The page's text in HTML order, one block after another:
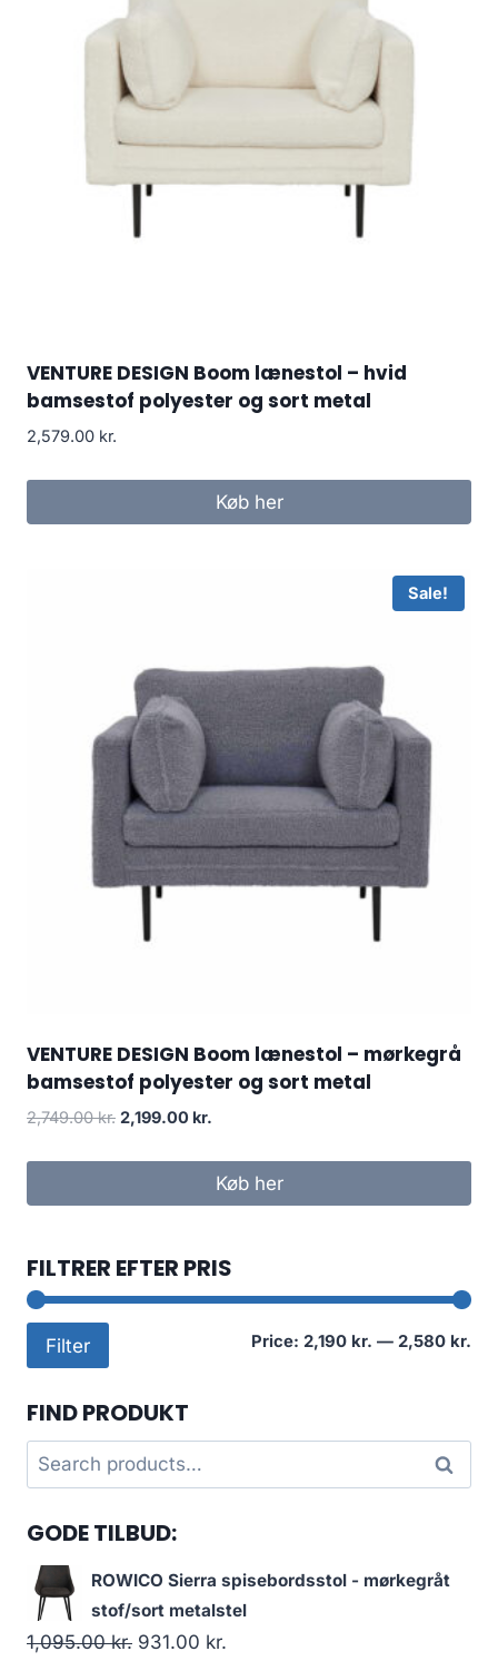
VENTURE DESIGN Boom lænestol – hvid
bamsestof polyester og sort metal
2,579.00 kr.
Køb her
Sale!
VENTURE DESIGN Boom lænestol – mørkegrå
bamsestof polyester og sort metal
2,749.00kr. 2,199.00 kr.
Køb her
FILTRER EFTER PRIS
Filter Price: 2,190 kr. — 2,580 kr.
FIND PRODUKT
Search
for:
Search
GODE TILBUD:
ROWICO Sierra spisebordsstol - mørkegråt
stof/sort metalstel
1,095.00kr. 931.00 kr.